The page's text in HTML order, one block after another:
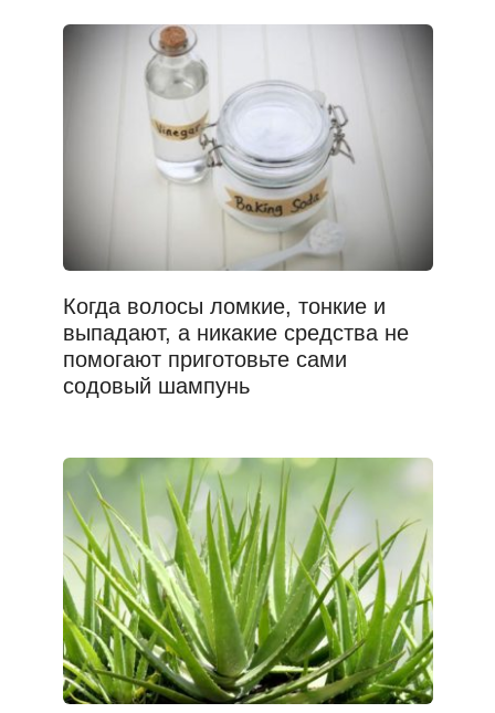
Когда волосы ломкие, тонкие и
выпадают, а никакие средства не
помогают приготовьте сами
содовый шампунь